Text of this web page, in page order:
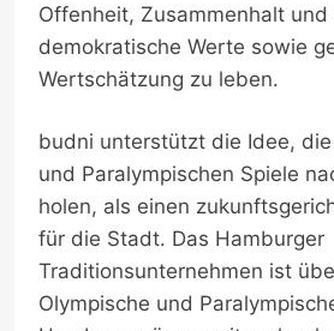
Offenheit, Zusammenhalt und
demokratische Werte sowie
Wertschätzung zu leben.
budni unterstützt die Idee,
und Paralympischen Spiele
holen, als einen
für die Stadt. Das Hamburger
Traditionsunternehmen ist
Olympische und